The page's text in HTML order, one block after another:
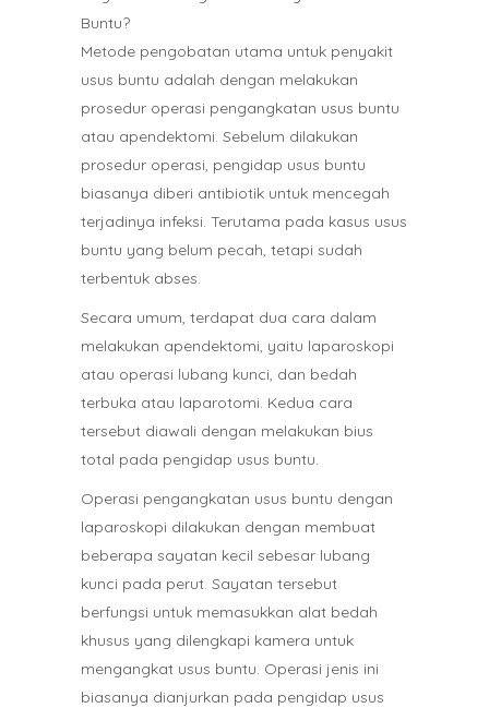
Buntu?
Metode pengobatan utama untuk penyakit
usus buntu adalah dengan melakukan
prosedur operasi pengangkatan usus buntu
atau apendektomi. Sebelum dilakukan
prosedur operasi, pengidap usus buntu
biasanya diberi antibiotik untuk mencegah
terjadinya infeksi. Terutama pada kasus usus
buntu yang belum pecah, tetapi sudah
terbentuk abses.
Secara umum, terdapat dua cara dalam
melakukan apendektomi, yaitu laparoskopi
atau operasi lubang kunci, dan bedah
terbuka atau laparotomi. Kedua cara
tersebut diawali dengan melakukan bius
total pada pengidap usus buntu.
Operasi pengangkatan usus buntu dengan
laparoskopi dilakukan dengan membuat
beberapa sayatan kecil sebesar lubang
kunci pada perut. Sayatan tersebut
berfungsi untuk memasukkan alat bedah
khusus yang dilengkapi kamera untuk
mengangkat usus buntu. Operasi jenis ini
biasanya dianjurkan pada pengidap usus